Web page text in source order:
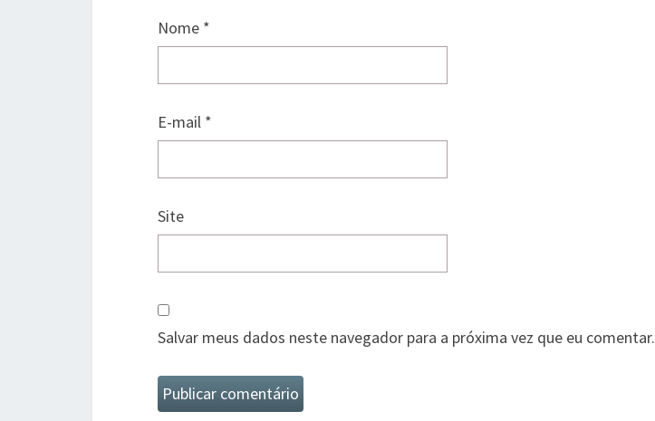
Nome *
E-mail *
Site
Salvar meus dados neste navegador para a próxima vez que eu comentar.